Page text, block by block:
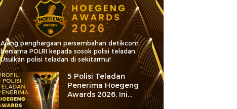
Ajang penghargaan persembahan detikcom
bersama POLRI kepada sosok polisi teladan.
Usulkan polisi teladan di sekitarmu!
5 Polisi Teladan
Penerima Hoegeng
Awards 2026, Ini
Kategori dan Kiprahnya